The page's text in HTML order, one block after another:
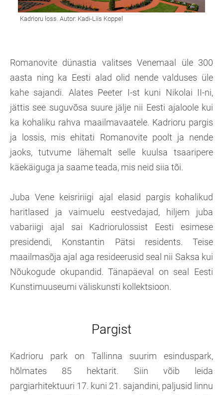
Romanovite dünastia valitses Venemaal üle 300
aasta ning ka Eesti alad olid nende valduses üle
kahe sajandi. Alates Peeter I-st kuni Nikolai II-ni,
jättis see suguvõsa suure jälje nii Eesti ajaloole kui
ka kohaliku rahva maailmavaatele. Kadrioru pargis
ja lossis, mis ehitati Romanovite poolt ja nende
jaoks, tutvume lähemalt selle kuulsa tsaaripere
käekäiguga ja saame teada, mis neid siia tõi.
Juba Vene keisririigi ajal elasid pargis kohalikud
haritlased ja vaimuelu eestvedajad, hiljem juba
vabariigi ajal sai Kadriorulossist Eesti esimese
presidendi, Konstantin Pätsi residents. Teise
maailmasõja ajal aga resideerusid seal nii Saksa kui
Nõukogude okupandid. Tänapäeval on seal Eesti
Kunstimuuseumi väliskunsti kollektsioon.
Pargist
Kadrioru park on Tallinna suurim esinduspark,
hõlmates 85 hektarit. Siin võib leida
pargiarhitektuuri 17. kuni 21. sajandini, paljusid linnu